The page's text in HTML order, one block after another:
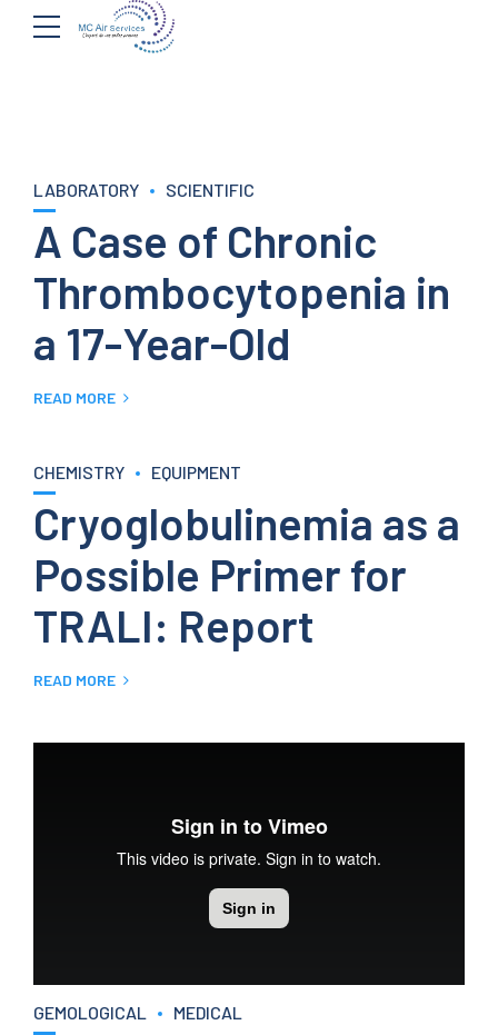
LABORATORY SCIENTIFIC
A Case of Chronic
Thrombocytopenia in
a 17-Year-Old
READ MORE
CHEMISTRY EQUIPMENT
Cryoglobulinemia as a
Possible Primer for
TRALI: Report
READ MORE
GEMOLOGICAL MEDICAL